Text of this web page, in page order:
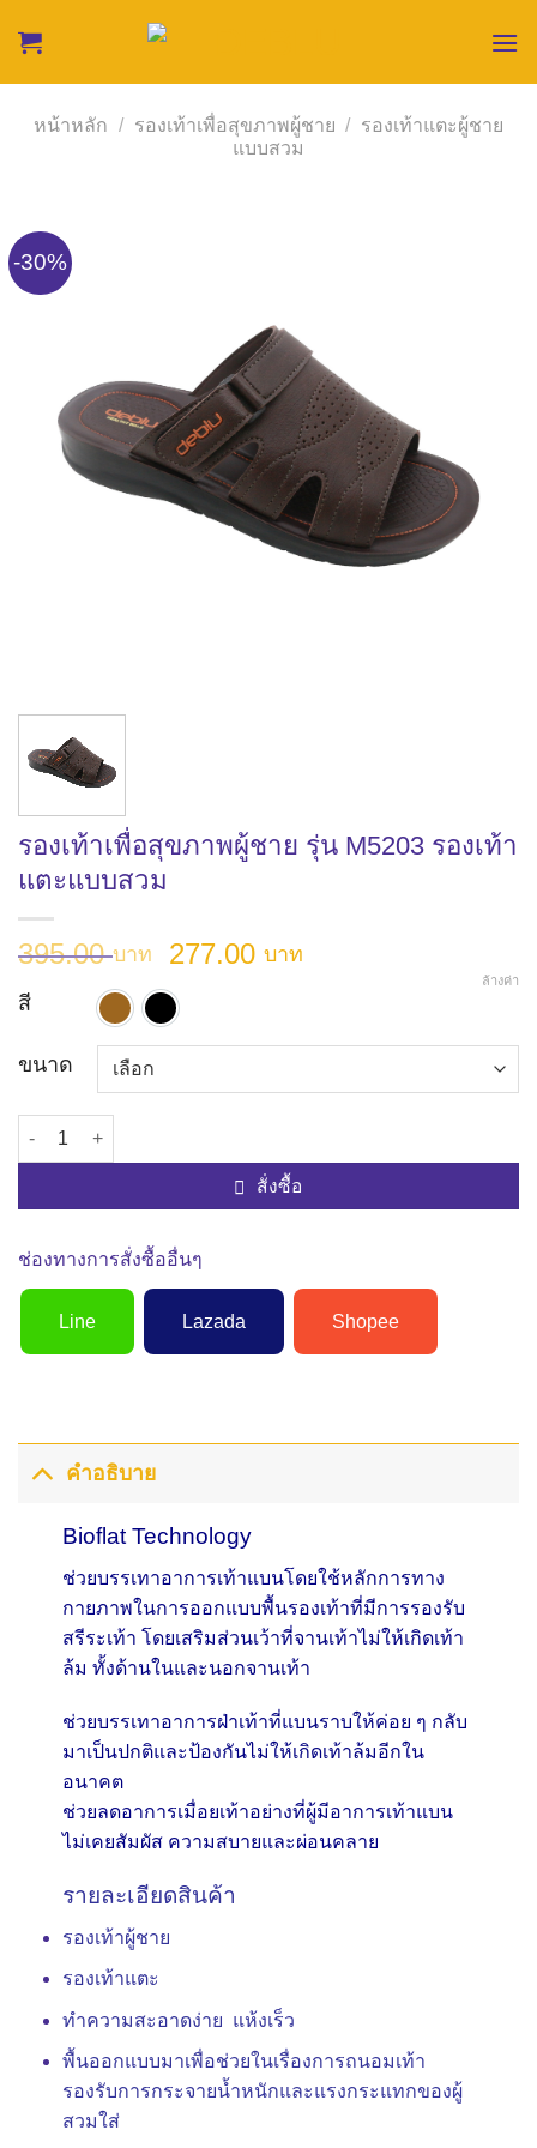
หน้าหลัก / รองเท้าเพื่อสุขภาพผู้ชาย / รองเท้าแตะผู้ชาย
แบบสวม
-30%
รองเท้าเพื่อสุขภาพผู้ชาย รุ่น M5203 รองเท้า
แตะแบบสวม
395.00บาท
Original
was:
395.00 บาท.
277.00บาท
277.00 บาท.
สี
สีน้ำตาล
สีดำ
ขนาด
ล้างค่า
จำนวน รองเท้าเพื่อสุขภาพผู้ชาย รุ่น M5203 รองเท้าแตะแบบสวม ชิ้น
สั่งซื้อ
ช่องทางการสั่งซื้ออื่นๆ
Line Lazada Shopee
คำอธิบาย
Bioflat Technology
ช่วยบรรเทาอาการเท้าแบนโดยใช้หลักการทาง
กายภาพในการออกแบบพื้นรองเท้าที่มีการรองรับ
สรีระเท้า โดยเสริมส่วนเว้าที่จานเท้าไม่ให้เกิดเท้า
ล้ม ทั้งด้านในและนอกจานเท้า
ช่วยบรรเทาอาการฝ่าเท้าที่แบนราบให้ค่อย ๆ กลับ
มาเป็นปกติและป้องกันไม่ให้เกิดเท้าล้มอีกใน
อนาคต
ช่วยลดอาการเมื่อยเท้าอย่างที่ผู้มีอาการเท้าแบน
ไม่เคยสัมผัส ความสบายและผ่อนคลาย
รายละเอียดสินค้า
รองเท้าผู้ชาย
รองเท้าแตะ
ทำความสะอาดง่าย แห้งเร็ว
พื้นออกแบบมาเพื่อช่วยในเรื่องการถนอมเท้า
รองรับการกระจายน้ำหนักและแรงกระแทกของผู้
สวมใส่